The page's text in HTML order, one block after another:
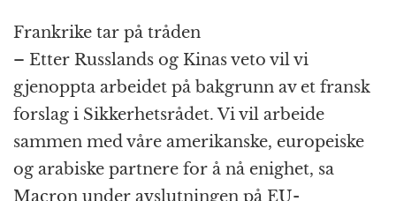
Frankrike tar på tråden
– Etter Russlands og Kinas veto vil vi
gjenoppta arbeidet på bakgrunn av et fransk
forslag i Sikkerhetsrådet. Vi vil arbeide
sammen med våre amerikanske, europeiske
og arabiske partnere for å nå enighet, sa
Macron under avslutningen på EU-